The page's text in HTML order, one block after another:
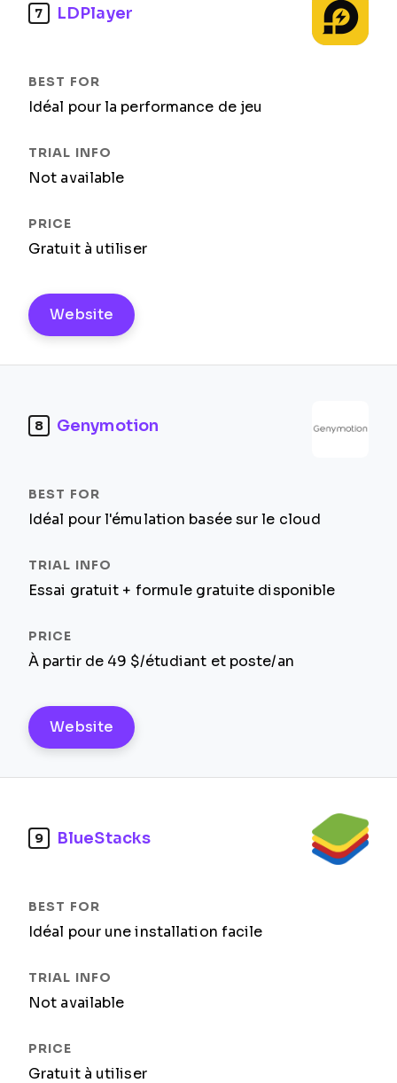
7 LDPlayer
Idéal pour la performance de jeu
Not available
Gratuit à utiliser
Website
8 Genymotion
Idéal pour l'émulation basée sur le cloud
Essai gratuit + formule gratuite disponible
À partir de 49 $/étudiant et poste/an
Website
9 BlueStacks
Idéal pour une installation facile
Not available
Gratuit à utiliser